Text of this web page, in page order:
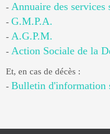
- Annuaire des services
- G.M.P.A.
- A.G.P.M.
- Action Sociale de la
Et, en cas de décès :
- Bulletin d'information